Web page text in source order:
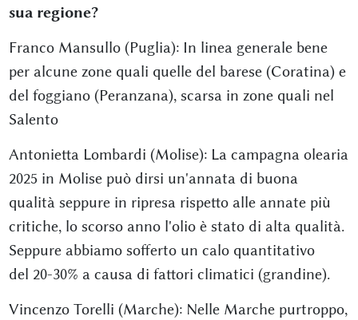
sua regione?
Franco Mansullo (Puglia): In linea generale bene
per alcune zone quali quelle del barese (Coratina) e
del foggiano (Peranzana), scarsa in zone quali nel
Salento
Antonietta Lombardi (Molise): La campagna olearia
2025 in Molise può dirsi un'annata di buona
qualità seppure in ripresa rispetto alle annate più
critiche, lo scorso anno l'olio è stato di alta qualità.
Seppure abbiamo sofferto un calo quantitativo
del 20-30% a causa di fattori climatici (grandine).
Vincenzo Torelli (Marche): Nelle Marche purtroppo,